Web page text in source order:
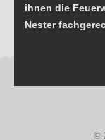
ihnen die
Nester
©